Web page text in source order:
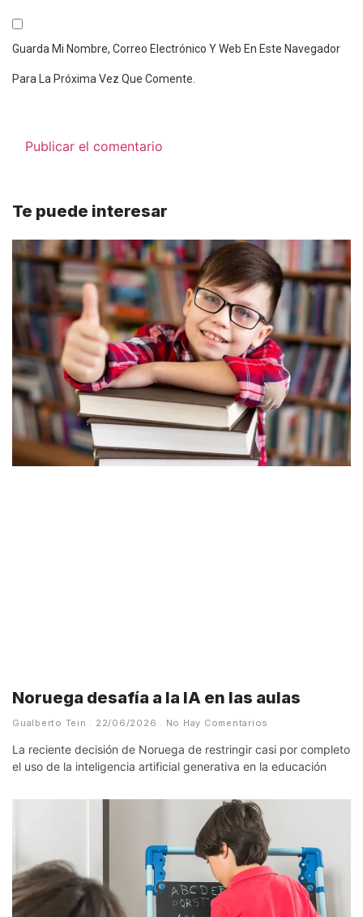
Guarda Mi Nombre, Correo Electrónico Y Web En Este Navegador
Para La Próxima Vez Que Comente.
Te puede interesar
Noruega desafía a la IA en las aulas
Gualberto Tein 22/06/2026 No Hay Comentarios
La reciente decisión de Noruega de restringir casi por completo
el uso de la inteligencia artificial generativa en la educación